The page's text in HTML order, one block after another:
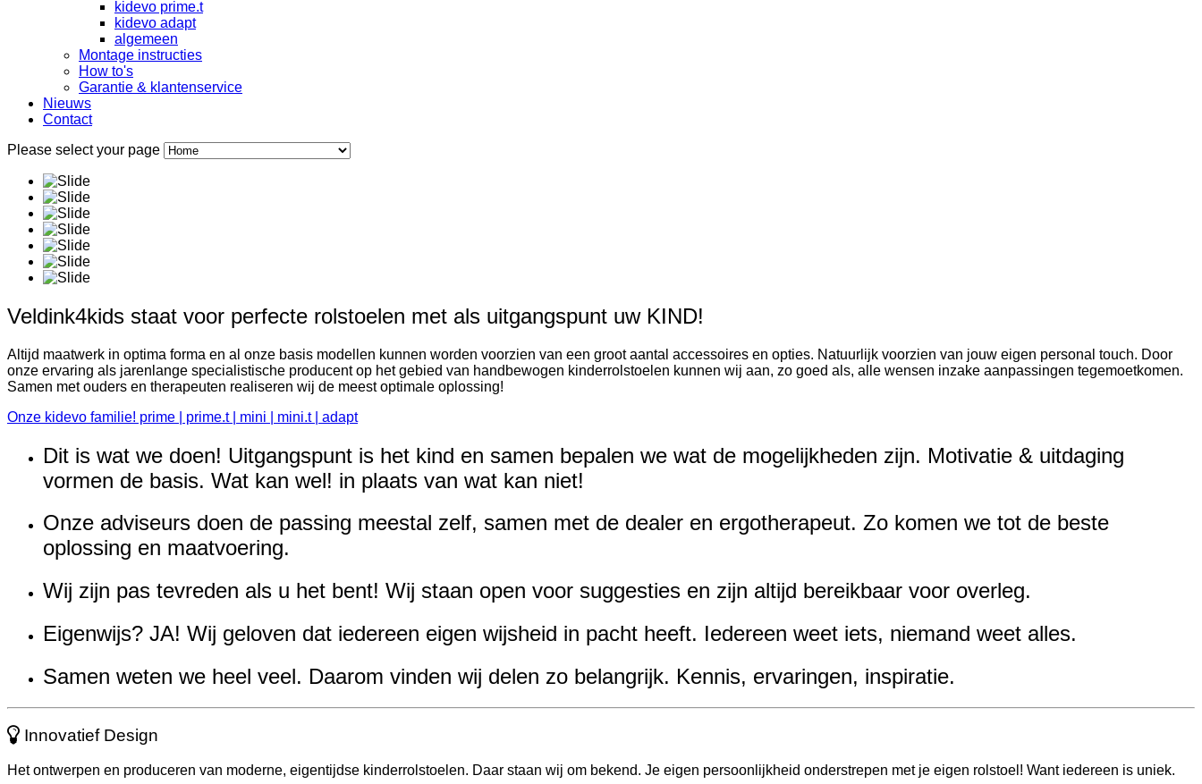
kidevo prime.t
kidevo adapt
algemeen
Montage instructies
How to's
Garantie & klantenservice
Nieuws
Contact
Please select your page
Veldink4kids staat voor perfecte rolstoelen met als uitgangspunt uw KIND!
Altijd maatwerk in optima forma en al onze basis modellen kunnen worden voorzien van een groot aantal accessoires en opties. Natuurlijk voorzien van jouw eigen personal touch. Door
onze ervaring als jarenlange specialistische producent op het gebied van handbewogen kinderrolstoelen kunnen wij aan, zo goed als, alle wensen inzake aanpassingen tegemoetkomen.
Samen met ouders en therapeuten realiseren wij de meest optimale oplossing!
Onze kidevo familie! prime | prime.t | mini | mini.t | adapt
Dit is wat we doen! Uitgangspunt is het kind en samen bepalen we wat de mogelijkheden zijn. Motivatie & uitdaging
vormen de basis. Wat kan wel! in plaats van wat kan niet!
Onze adviseurs doen de passing meestal zelf, samen met de dealer en ergotherapeut. Zo komen we tot de beste
oplossing en maatvoering.
Wij zijn pas tevreden als u het bent! Wij staan open voor suggesties en zijn altijd bereikbaar voor overleg.
Eigenwijs? JA! Wij geloven dat iedereen eigen wijsheid in pacht heeft. Iedereen weet iets, niemand weet alles.
Samen weten we heel veel. Daarom vinden wij delen zo belangrijk. Kennis, ervaringen, inspiratie.
Innovatief Design
Het ontwerpen en produceren van moderne, eigentijdse kinderrolstoelen. Daar staan wij om bekend. Je eigen persoonlijkheid onderstrepen met je eigen rolstoel! Want iedereen is uniek.